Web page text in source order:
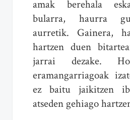
amak berehala
bularra, haurra
aurretik. Gainera,
hartzen duen
jarrai dezake.
eramangarriagoak
ez baitu jaikitzen
atseden gehiago